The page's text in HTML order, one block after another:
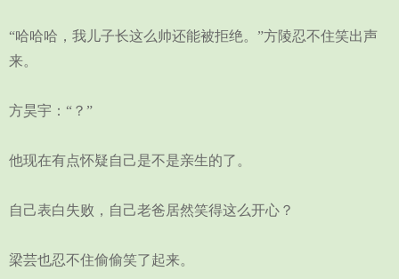
“哈哈哈，我儿子长这么帅还能被拒绝。”方陵忍不住笑出声
来。
方昊宇：“？”
他现在有点怀疑自己是不是亲生的了。
自己表白失败，自己老爸居然笑得这么开心？
梁芸也忍不住偷偷笑了起来。